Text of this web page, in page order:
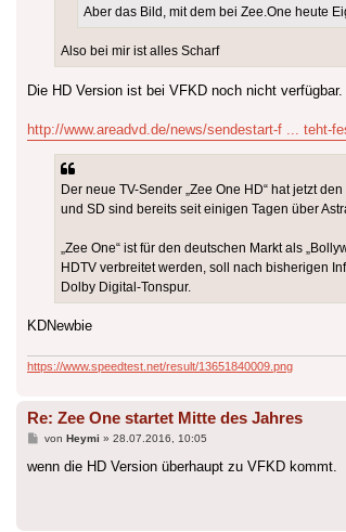
Aber das Bild, mit dem bei Zee.One heute
Also bei mir ist alles Scharf
Die HD Version ist bei VFKD noch nicht verfügbar.
http://www.areadvd.de/news/sendestart-f ... teht-
Der neue TV-Sender „Zee One HD“ hat jetzt
und SD sind bereits seit einigen Tagen über
„Zee One“ ist für den deutschen Markt als
HDTV verbreitet werden, soll nach bisherigen
Dolby Digital-Tonspur.
KDNewbie
https://www.speedtest.net/result/13651840009.png
Re: Zee One startet Mitte des Jahres
Beitrag
von Heymi » 28.07.2016, 10:05
wenn die HD Version überhaupt zu VFKD kommt.